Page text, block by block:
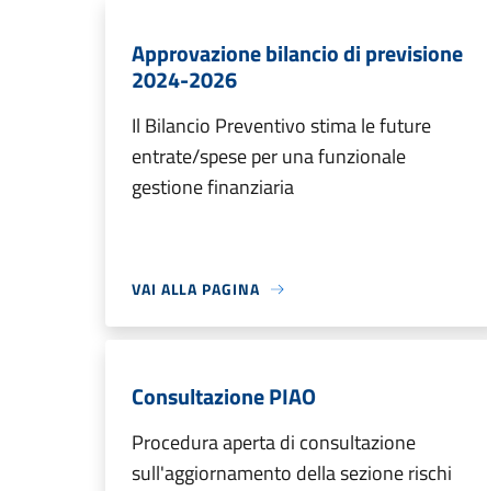
Approvazione bilancio di previsione
2024-2026
Il Bilancio Preventivo stima le future
entrate/spese per una funzionale
gestione finanziaria
VAI ALLA PAGINA
Consultazione PIAO
Procedura aperta di consultazione
sull'aggiornamento della sezione rischi